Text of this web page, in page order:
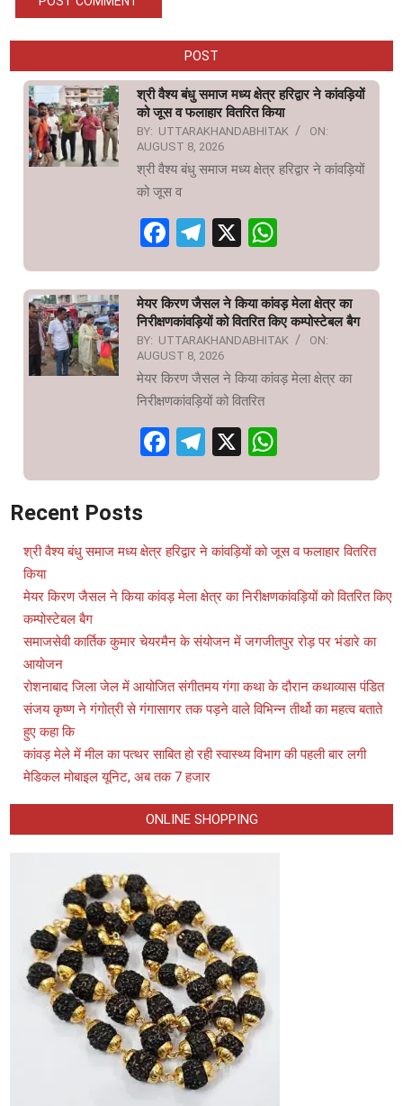
POST
श्री वैश्य बंधु समाज मध्य क्षेत्र हरिद्वार ने कांवड़ियों
को जूस व फलाहार वितरित किया
BY: UTTARAKHANDABHITAK
ON:
AUGUST 8, 2026
श्री वैश्य बंधु समाज मध्य क्षेत्र हरिद्वार ने कांवड़ियों
को जूस व
Facebook
Telegram
X
मेयर किरण जैसल ने किया कांवड़ मेला क्षेत्र का
निरीक्षणकांवड़ियों को वितरित किए कम्पोस्टेबल बैग
BY: UTTARAKHANDABHITAK
ON:
AUGUST 8, 2026
मेयर किरण जैसल ने किया कांवड़ मेला क्षेत्र का
निरीक्षणकांवड़ियों को वितरित
Facebook
Telegram
X
Recent Posts
श्री वैश्य बंधु समाज मध्य क्षेत्र हरिद्वार ने कांवड़ियों को जूस व फलाहार वितरित
किया
मेयर किरण जैसल ने किया कांवड़ मेला क्षेत्र का निरीक्षणकांवड़ियों को वितरित किए
कम्पोस्टेबल बैग
समाजसेवी कार्तिक कुमार चेयरमैन के संयोजन में जगजीतपुर रोड़ पर भंडारे का
आयोजन
रोशनाबाद जिला जेल में आयोजित संगीतमय गंगा कथा के दौरान कथाव्यास पंडित
संजय कृष्ण ने गंगोत्री से गंगासागर तक पड़ने वाले विभिन्न तीर्थो का महत्व बताते
हुए कहा कि
कांवड़ मेले में मील का पत्थर साबित हो रही स्वास्थ्य विभाग की पहली बार लगी
मेडिकल मोबाइल यूनिट, अब तक 7 हजार
ONLINE SHOPPING